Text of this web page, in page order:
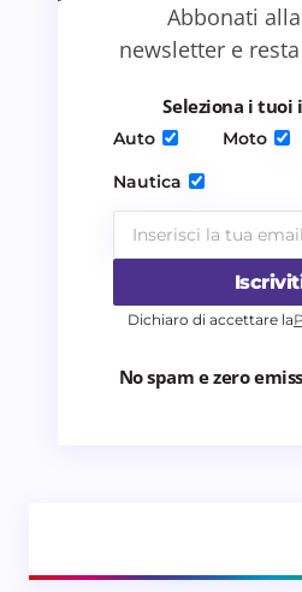
Salva il mio nome e
per il prossimo
Invia
Abbonati
newsletter e
Seleziona i tuoi
Auto Moto
Nautica
Dichiaro di accettare la
No spam e zero